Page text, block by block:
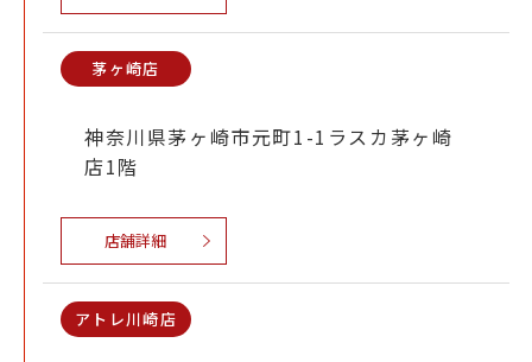
茅ヶ崎店
神奈川県茅ヶ崎市元町1-1ラスカ茅ヶ崎
店1階
店舗詳細
アトレ川崎店